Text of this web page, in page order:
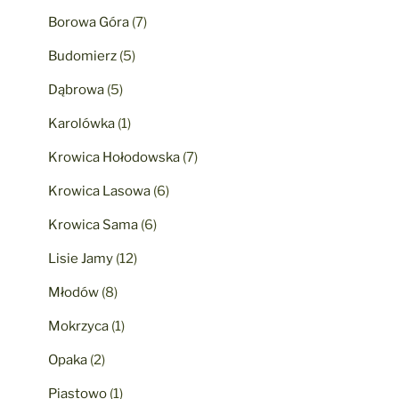
Borowa Góra (7)
Budomierz (5)
Dąbrowa (5)
Karolówka (1)
Krowica Hołodowska (7)
Krowica Lasowa (6)
Krowica Sama (6)
Lisie Jamy (12)
Młodów (8)
Mokrzyca (1)
Opaka (2)
Piastowo (1)